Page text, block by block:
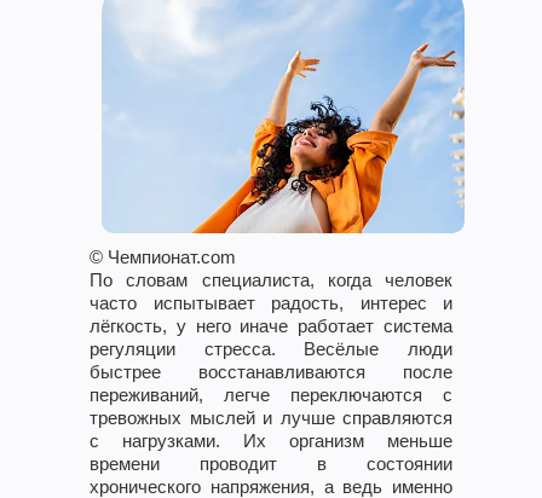
© Чемпионат.com
По словам специалиста, когда человек
часто испытывает радость, интерес и
лёгкость, у него иначе работает система
регуляции стресса. Весёлые люди
быстрее восстанавливаются после
переживаний, легче переключаются с
тревожных мыслей и лучше справляются
с нагрузками. Их организм меньше
времени проводит в состоянии
хронического напряжения, а ведь именно